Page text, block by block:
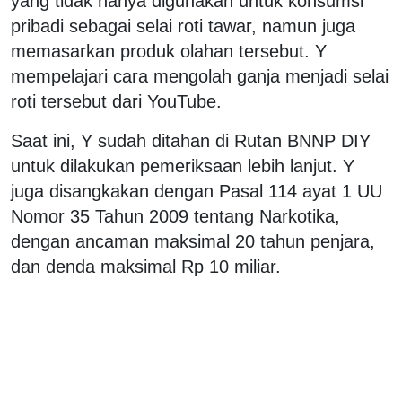
pribadi sebagai selai roti tawar, namun juga
memasarkan produk olahan tersebut. Y
mempelajari cara mengolah ganja menjadi selai
roti tersebut dari YouTube.
Saat ini, Y sudah ditahan di Rutan BNNP DIY
untuk dilakukan pemeriksaan lebih lanjut. Y
juga disangkakan dengan Pasal 114 ayat 1 UU
Nomor 35 Tahun 2009 tentang Narkotika,
dengan ancaman maksimal 20 tahun penjara,
dan denda maksimal Rp 10 miliar.